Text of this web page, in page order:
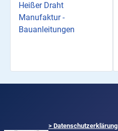
Heißer Draht
Manufaktur -
Bauanleitungen
> Datenschutzerklärung